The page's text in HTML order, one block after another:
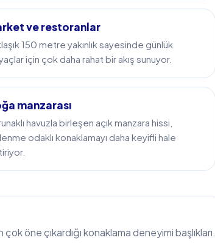
ve restoranlar
150 metre yakınlık sayesinde günlük
için çok daha rahat bir akış sunuyor.
manzarası
havuzla birleşen açık manzara hissi,
odaklı konaklamayı daha keyifli hale
öne çıkardığı konaklama deneyimi başlıkları.